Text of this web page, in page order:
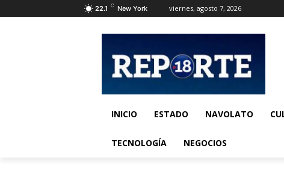
22.1 C New York viernes, agosto 7, 2026
INICIO ESTADO NAVOLATO
TECNOLOGÍA NEGOCIOS